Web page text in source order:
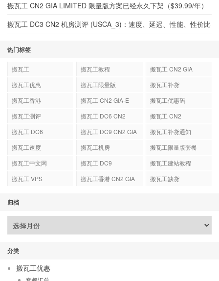
搬瓦工 CN2 GIA LIMITED 限量版方案已经永久下架（$39.99/年）
搬瓦工 DC3 CN2 机房测评 (USCA_3)：速度、延迟、性能、性价比
热门标签
搬瓦工 搬瓦工教程
搬瓦工 CN2 GIA
搬瓦工优惠
搬瓦工限量版
搬瓦工补货
搬瓦工香港
搬瓦工 CN2 GIA-E
搬瓦工优惠码
搬瓦工测评
搬瓦工 DC6 CN2
搬瓦工 CN2
搬瓦工 DC6
搬瓦工 DC9 CN2 GIA
搬瓦工补货通知
搬瓦工速度
搬瓦工机房
搬瓦工限量版套餐
搬瓦工中文网
搬瓦工 DC9
搬瓦工建站教程
搬瓦工 VPS
搬瓦工香港 CN2 GIA 搬瓦工缺货
归档
分类
搬瓦工优惠